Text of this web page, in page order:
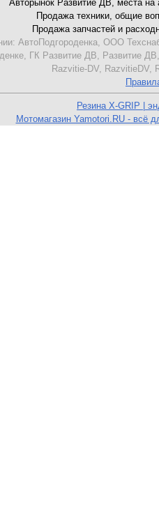
Авторынок Развитие ДВ, места на
Продажа техники, общие
Продажа запчастей и
АвтоПодгороденка, ООО
ГК Развитие ДВ,
Razvitie-DV, RazvitieDV,
Резина X-GRIP |
Мотомагазин Yamotori.RU - всё